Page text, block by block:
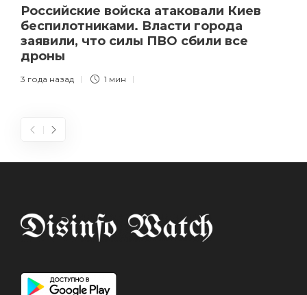
Российские войска атаковали Киев
беспилотниками. Власти города
заявили, что силы ПВО сбили все
дроны
3 года назад 1 мин